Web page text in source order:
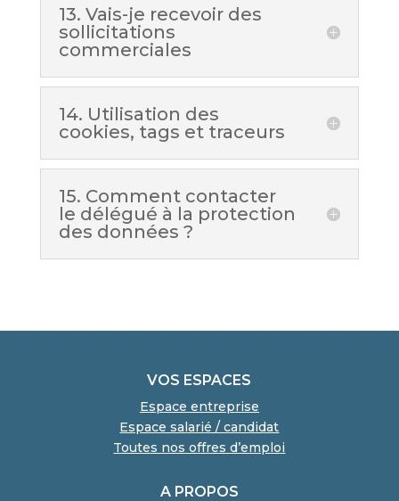
13. Vais-je recevoir des
sollicitations
commerciales
14. Utilisation des
cookies, tags et traceurs
15. Comment contacter
le délégué à la protection
des données ?
VOS ESPACES
Espace entreprise
Espace salarié / candidat
Toutes nos offres d’emploi
A PROPOS